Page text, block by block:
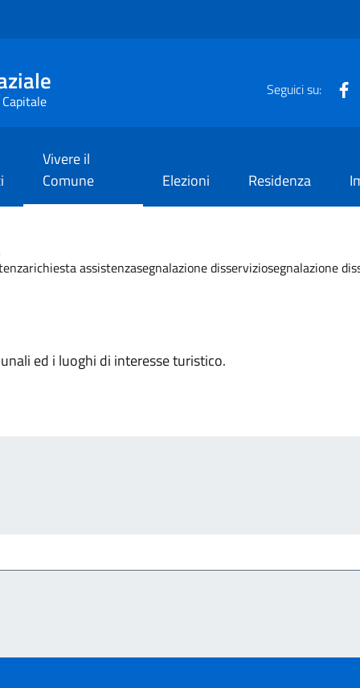
Seguici su:
Vivere il
Comune
Elezioni Residenza
assistenzasegnalazione disserviziosegnalazione
ed i luoghi di interesse turistico.